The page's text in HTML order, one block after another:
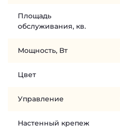
Площадь
обслуживания, кв.
Мощность, Вт
Цвет
Управление
Настенный крепеж